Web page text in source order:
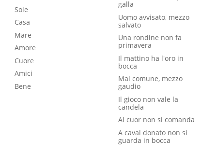
Sole
Casa
Mare
Amore
Cuore
Amici
Bene
galla
Uomo avvisato, mezzo
salvato
Una rondine non fa
primavera
Il mattino ha l'oro in
bocca
Mal comune, mezzo
gaudio
Il gioco non vale la
candela
Al cuor non si comanda
A caval donato non si
guarda in bocca